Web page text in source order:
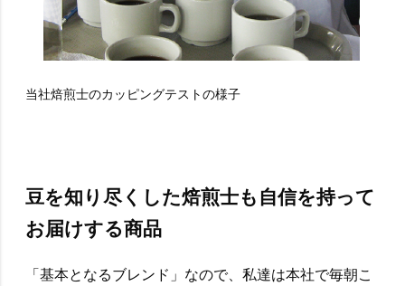
当社焙煎士のカッピングテストの様子
豆を知り尽くした焙煎士も自信を持って
お届けする商品
「基本となるブレンド」なので、私達は本社で毎朝こ